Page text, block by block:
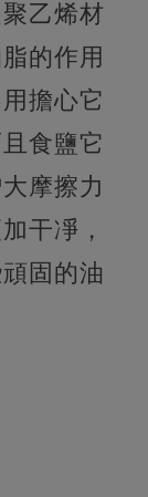
乙烯材
的作用
擔心它
食鹽它
摩擦力
干凈，
固的油